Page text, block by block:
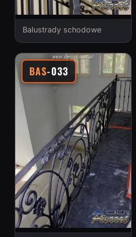
Balustrady schodowe
BAS-033